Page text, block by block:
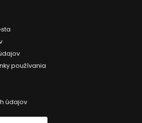
používania
údajov